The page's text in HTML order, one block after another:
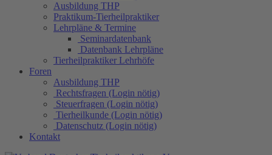
Ausbildung THP
Praktikum-Tierheilpraktiker
Lehrpläne & Termine
Seminardatenbank
Datenbank Lehrpläne
Tierheilpraktiker Lehrhöfe
Foren
Ausbildung THP
Rechtsfragen (Login nötig)
Steuerfragen (Login nötig)
Tierheilkunde (Login nötig)
Datenschutz (Login nötig)
Kontakt